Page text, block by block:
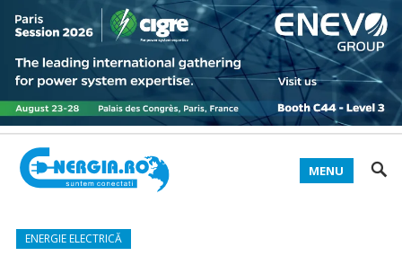
MENU
ENERGIE ELECTRICĂ